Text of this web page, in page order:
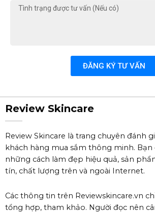
Tình
ĐĂNG KÝ TƯ VẤN
Review Skincare
Review Skincare là trang chuyên đánh
khách hàng mua sắm thông minh.
những cách làm đẹp hiệu quả, sản
tín, chất lượng trên và ngoài Internet.
Các thông tin trên Reviewskincare.vn
tổng hợp, tham khảo. Người đọc nên